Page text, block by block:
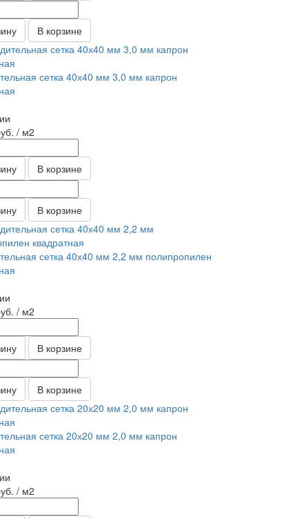
В корзине
сетка 40х40 мм 3,0 мм капрон
/ м2
В корзине
В корзине
сетка 40х40 мм 2,2 мм полипропилен
/ м2
В корзине
В корзине
сетка 20х20 мм 2,0 мм капрон
/ м2